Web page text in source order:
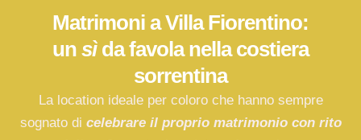
Matrimoni a Villa Fiorentino:
un sìda favola nella costiera
sorrentina
La location ideale per coloro che hanno sempre
sognato di celebrare il proprio matrimonio con rito